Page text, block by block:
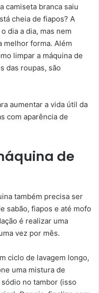
camiseta branca saiu
cheia de fiapos? A
dia a dia, mas nem
melhor forma. Além
limpar a máquina de
das roupas, são
aumentar a vida útil da
com aparência de
de
também precisa ser
sabão, fiapos e até mofo
é realizar uma
vez por mês.
ciclo de lavagem longo,
uma mistura de
no tambor (isso